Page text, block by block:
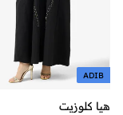
ADIB
هيا كلوزيت